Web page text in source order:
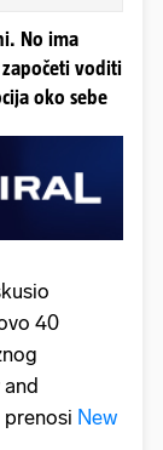
No ima
voditi
oko sebe
40
New